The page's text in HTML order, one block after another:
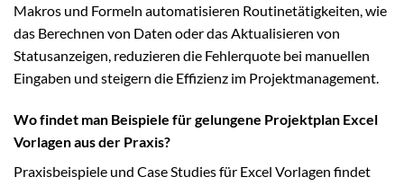
Makros und Formeln automatisieren Routinetätigkeiten, wie
das Berechnen von Daten oder das Aktualisieren von
Statusanzeigen, reduzieren die Fehlerquote bei manuellen
Eingaben und steigern die Effizienz im Projektmanagement.
Wo findet man Beispiele für gelungene Projektplan Excel
Vorlagen aus der Praxis?
Praxisbeispiele und Case Studies für Excel Vorlagen findet